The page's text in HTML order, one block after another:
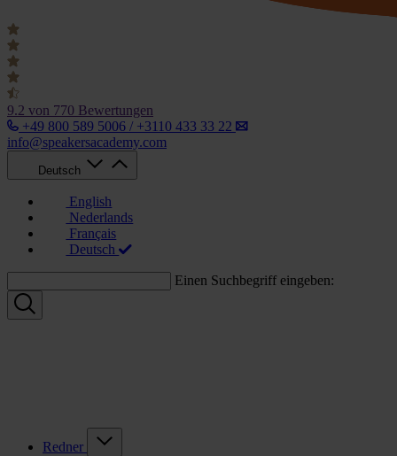
9.2 von 770 Bewertungen
+49 800 589 5006 / +3110 433 33 22
info@speakersacademy.com
Deutsch
English
Nederlands
Français
Deutsch
Einen Suchbegriff eingeben:
Redner